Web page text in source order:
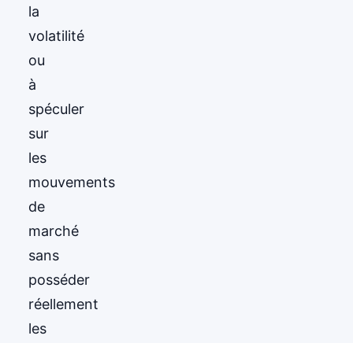
la
volatilité
ou
à
spéculer
sur
les
mouvements
de
marché
sans
posséder
réellement
les